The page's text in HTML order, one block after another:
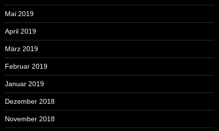
Mai 2019
April 2019
März 2019
Februar 2019
Januar 2019
Dezember 2018
November 2018